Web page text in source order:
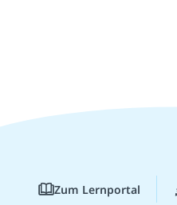
Zum Lernportal